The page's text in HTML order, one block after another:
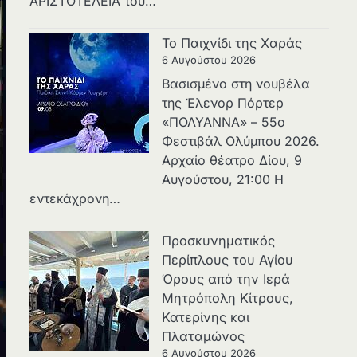
Το Παιχνίδι της Χαράς
6 Αυγούστου 2026
Βασισμένο στη νουβέλα
της Έλενορ Πόρτερ
«ΠΟΛΥΑΝΝΑ» – 55ο
Φεστιβάλ Ολύμπου 2026.
Αρχαίο θέατρο Δίου, 9
Αυγούστου, 21:00 Η
εντεκάχρονη…
Προσκυνηματικός
Περίπλους του Αγίου
Όρους από την Ιερά
Μητρόπολη Κίτρους,
Κατερίνης και
Πλαταμώνος
6 Αυγούστου 2026